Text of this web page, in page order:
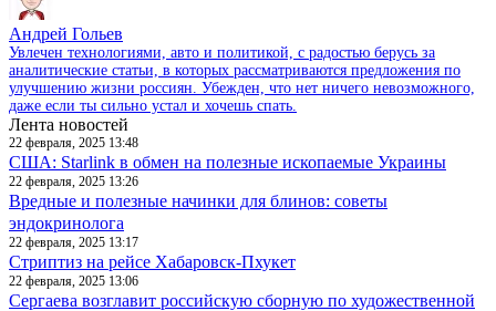
Андрей Гольев
Увлечен технологиями, авто и политикой, с радостью берусь за
аналитические статьи, в которых рассматриваются предложения по
улучшению жизни россиян. Убежден, что нет ничего невозможного,
даже если ты сильно устал и хочешь спать.
Лента новостей
22 февраля, 2025 13:48
США: Starlink в обмен на полезные ископаемые Украины
22 февраля, 2025 13:26
Вредные и полезные начинки для блинов: советы
эндокринолога
22 февраля, 2025 13:17
Стриптиз на рейсе Хабаровск-Пхукет
22 февраля, 2025 13:06
Сергаева возглавит российскую сборную по художественной